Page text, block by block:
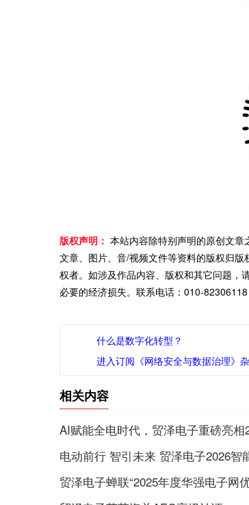
版权声明： 本站内容除特别声明的原创文
文章、图片、音/视频文件等资料的版权归
权者。如涉及作品内容、版权和其它问题，
必要的经济损失。联系电话：010-
什么是数字化转型？
进入订阅《网络安全与数据治理》
相关内容
AI赋能全电时代，贸泽电子重磅亮
电动前行 智引未来 贸泽电子2026
贸泽电子蝉联“2025年度华强电子网